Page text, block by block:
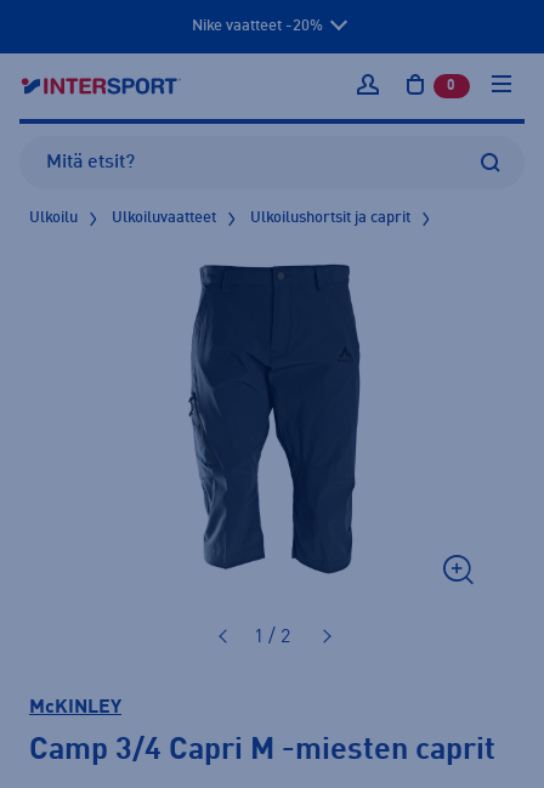
Nike vaatteet -20%
Kirjaudu sisään
0 tuotetta
Ulkoilu Ulkoiluvaatteet Ulkoilushortsit ja caprit
1 / 2
McKINLEY
Camp 3/4 Capri M -miesten caprit